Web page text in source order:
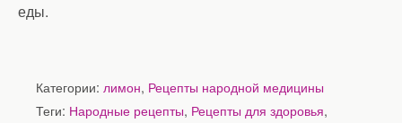
еды.
Категории: лимон, Рецепты народной медицины
Теги: Народные рецепты, Рецепты для здоровья,